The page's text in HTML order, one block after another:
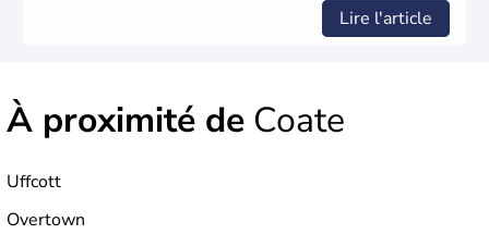
Lire l'article
À proximité de Coate
Uffcott
Overtown